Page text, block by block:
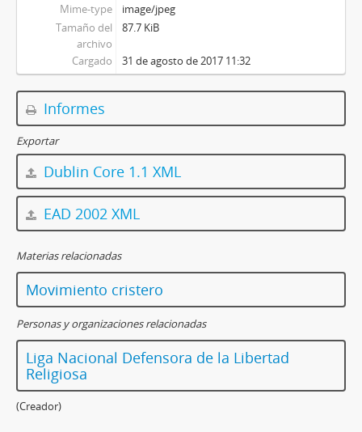
Mime-type
image/jpeg
Tamaño del
archivo
87.7 KiB
Cargado 31 de agosto de 2017 11:32
Informes
Exportar
Dublin Core 1.1 XML
EAD 2002 XML
Materias relacionadas
Movimiento cristero
Personas y organizaciones relacionadas
Liga Nacional Defensora de la Libertad
Religiosa
(Creador)